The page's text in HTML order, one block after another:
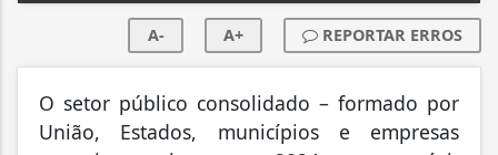
A- A+ REPORTAR ERROS
O setor público consolidado – formado por
União, Estados, municípios e empresas